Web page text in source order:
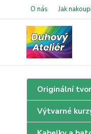
O nás Jak
Originální
Výtvarné